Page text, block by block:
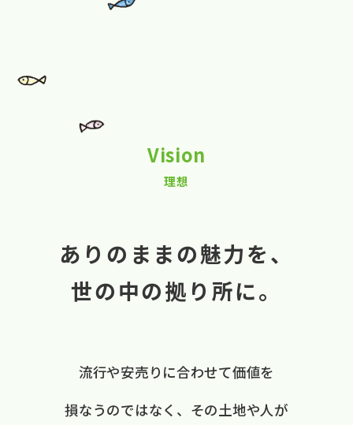
Vision
理想
ありのままの魅力を、
世の中の拠り所に。
流行や​安売りに​合わせて​価値を​
損なうのではなく、 ​その​土地や​人が​